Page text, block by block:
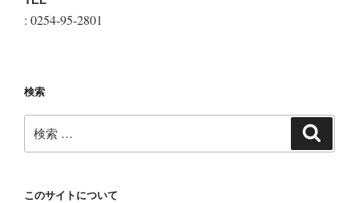
: 0254-95-2801
検索
索:
このサイトについて